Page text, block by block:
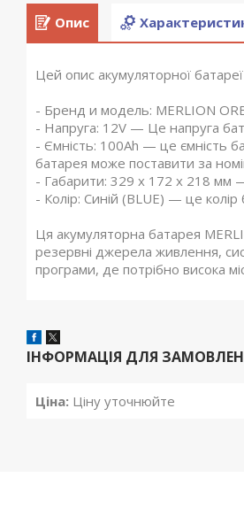
Опис
Цей опис акумуляторної
- Бренд и модель: MERLION
- Напруга: 12V — Це напруга
- Ємність: 100Ah — це ємність
батарея може поставити за
- Габарити: 329 x 172 x 218 мм
- Колір: Синій (BLUE) — це колір
Ця акумуляторна батарея
резервні джерела живлення,
програми, де потрібно висока
ІНФОРМАЦІЯ ДЛЯ
Ціна: Ціну уточнюйте